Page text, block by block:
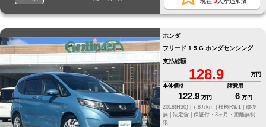
ホンダ
フリード 1.5 G ホンダセンシング
支払総額
128.9
万円
本体価格
122.9 万円
諸費用
6 万円
2018(H30) |
7.8万km | 検検R9/1 | 修復
無 | 法定含 | 保証付・3ヶ月・距離無制
限